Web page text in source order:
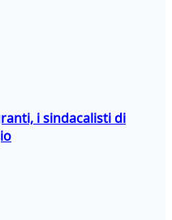
i sindacalisti di